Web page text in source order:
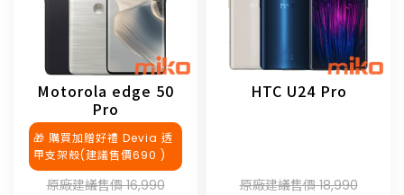
Motorola edge 50
Pro
🎁 購買加贈好禮 Devia 透
甲支架殼(建議售價690 )
原廠建議售價 16,990
HTC U24 Pro
原廠建議售價 18,990